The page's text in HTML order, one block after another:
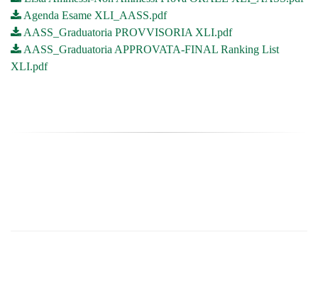
Agenda Esame XLI_AASS.pdf
AASS_Graduatoria PROVVISORIA XLI.pdf
AASS_Graduatoria APPROVATA-FINAL Ranking List
XLI.pdf